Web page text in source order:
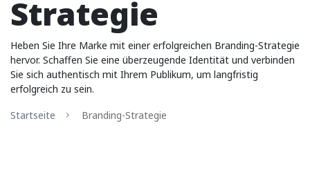
Strategie
Heben Sie Ihre Marke mit einer erfolgreichen Branding-Strategie
hervor. Schaffen Sie eine überzeugende Identität und verbinden
Sie sich authentisch mit Ihrem Publikum, um langfristig
erfolgreich zu sein.
Startseite
Branding-Strategie